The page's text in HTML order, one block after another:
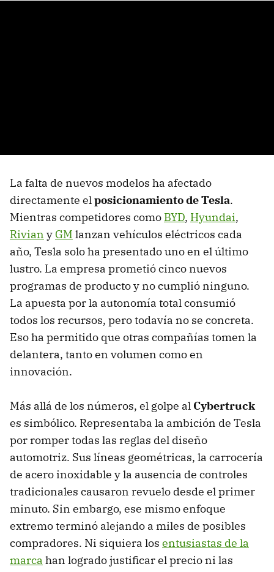
La falta de nuevos modelos ha afectado
directamente elposicionamiento de Tesla.
Mientras competidores como BYD, Hyundai,
Rivian y GM lanzan vehículos eléctricos cada
año, Tesla solo ha presentado uno en el último
lustro. La empresa prometió cinco nuevos
programas de producto y no cumplió ninguno.
La apuesta por la autonomía total consumió
todos los recursos, pero todavía no se concreta.
Eso ha permitido que otras compañías tomen la
delantera, tanto en volumen como en
innovación.
Más allá de los números, el golpe al Cybertruck
es simbólico. Representaba la ambición de Tesla
por romper todas las reglas del diseño
automotriz. Sus líneas geométricas, la carrocería
de acero inoxidable y la ausencia de controles
tradicionales causaron revuelo desde el primer
minuto. Sin embargo, ese mismo enfoque
extremo terminó alejando a miles de posibles
compradores. Ni siquiera los entusiastas de la
marca han logrado justificar el precio ni las